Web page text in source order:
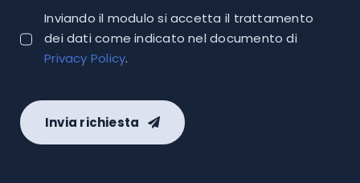
Inviando il modulo si accetta il trattamento
dei dati come indicato nel documento di
Privacy Policy.
Invia richiesta